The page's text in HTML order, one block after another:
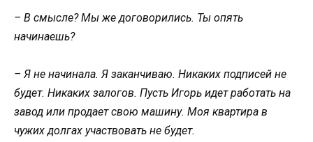
– В смысле? Мы же договорились. Ты опять
начинаешь?
– Я не начинала. Я заканчиваю. Никаких подписей не
будет. Никаких залогов. Пусть Игорь идет работать на
завод или продает свою машину. Моя квартира в
чужих долгах участвовать не будет.